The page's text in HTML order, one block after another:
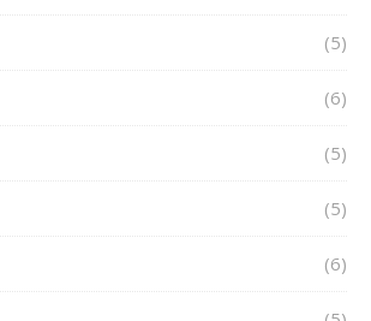
(5)
(6)
(5)
(5)
(6)